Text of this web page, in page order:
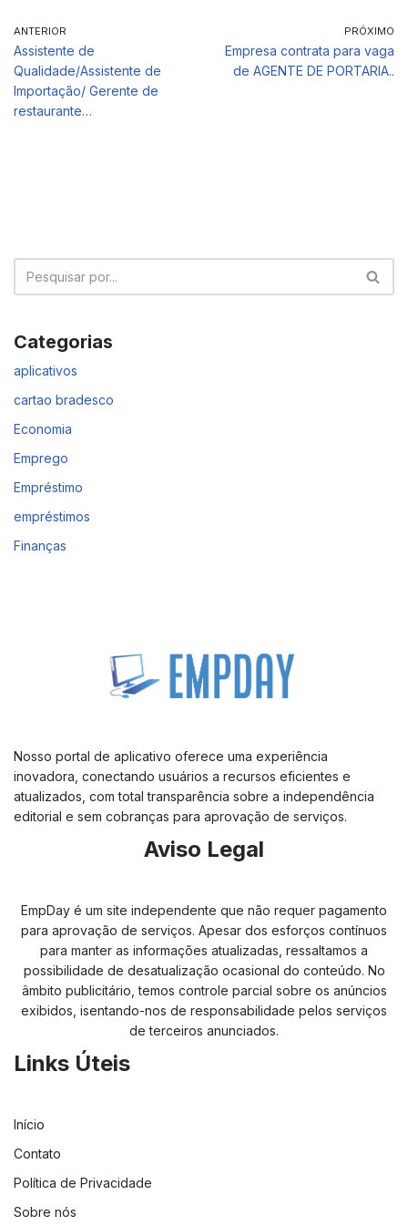
ANTERIOR
Assistente de
Qualidade/Assistente de
Importação/ Gerente de
restaurante…
PRÓXIMO
Empresa contrata para vaga
de AGENTE DE PORTARIA..
Categorias
aplicativos
cartao bradesco
Economia
Emprego
Empréstimo
empréstimos
Finanças
Nosso portal de aplicativo oferece uma experiência
inovadora, conectando usuários a recursos eficientes e
atualizados, com total transparência sobre a independência
editorial e sem cobranças para aprovação de serviços.
Aviso Legal
EmpDay é um site independente que não requer pagamento
para aprovação de serviços. Apesar dos esforços contínuos
para manter as informações atualizadas, ressaltamos a
possibilidade de desatualização ocasional do conteúdo. No
âmbito publicitário, temos controle parcial sobre os anúncios
exibidos, isentando-nos de responsabilidade pelos serviços
de terceiros anunciados.
Links Úteis
Início
Contato
Política de Privacidade
Sobre nós